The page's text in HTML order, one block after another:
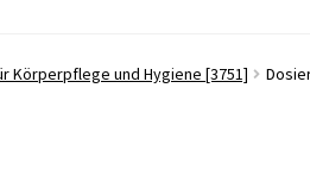
Körperpflege und Hygiene [3751]